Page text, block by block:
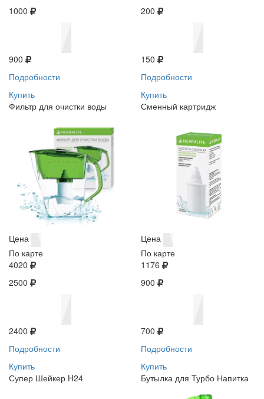
1000
900
Подробности
Купить
200
150
Подробности
Купить
Фильтр для очистки воды
Цена
По карте
4020
2500
2400
Подробности
Купить
Сменный картридж
Цена
По карте
1176
900
700
Подробности
Купить
Супер Шейкер H24
Бутылка для Турбо Напитка